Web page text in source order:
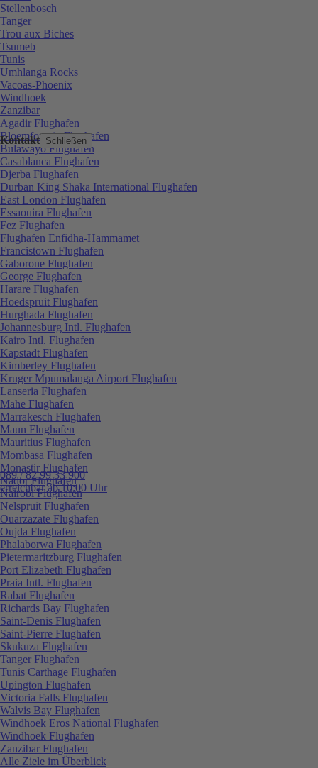
Kontakt Schließen
089 / 82 99 33 900
erreichbar ab 10:00 Uhr
Stellenbosch
Tanger
Trou aux Biches
Tsumeb
Tunis
Umhlanga Rocks
Vacoas-Phoenix
Windhoek
Zanzibar
Agadir Flughafen
Bloemfontein Flughafen
Bulawayo Flughafen
Casablanca Flughafen
Djerba Flughafen
Durban King Shaka International Flughafen
East London Flughafen
Essaouira Flughafen
Fez Flughafen
Flughafen Enfidha-Hammamet
Francistown Flughafen
Gaborone Flughafen
George Flughafen
Harare Flughafen
Hoedspruit Flughafen
Hurghada Flughafen
Johannesburg Intl. Flughafen
Kairo Intl. Flughafen
Kapstadt Flughafen
Kimberley Flughafen
Kruger Mpumalanga Airport Flughafen
Lanseria Flughafen
Mahe Flughafen
Marrakesch Flughafen
Maun Flughafen
Mauritius Flughafen
Mombasa Flughafen
Monastir Flughafen
Nador Flughafen
Nairobi Flughafen
Nelspruit Flughafen
Ouarzazate Flughafen
Oujda Flughafen
Phalaborwa Flughafen
Pietermaritzburg Flughafen
Port Elizabeth Flughafen
Praia Intl. Flughafen
Rabat Flughafen
Richards Bay Flughafen
Saint-Denis Flughafen
Saint-Pierre Flughafen
Skukuza Flughafen
Tanger Flughafen
Tunis Carthage Flughafen
Upington Flughafen
Victoria Falls Flughafen
Walvis Bay Flughafen
Windhoek Eros National Flughafen
Windhoek Flughafen
Zanzibar Flughafen
Alle Ziele im Überblick